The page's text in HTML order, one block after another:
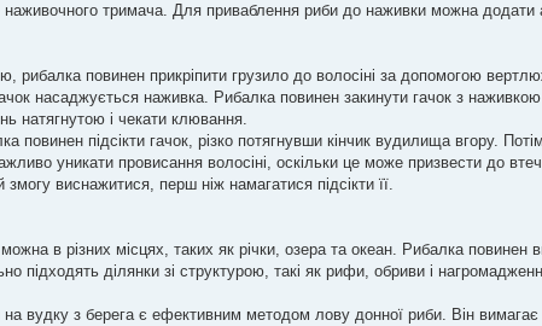
наживочного тримача. Для приваблення риби до наживки можна додати
рибалка повинен прикріпити грузило до волосіні за допомогою
насаджується наживка. Рибалка повинен закинути гачок з
натягнутою і чекати клювання.
повинен підсікти гачок, різко потягнувши кінчик вудилища вгору.
уникати провисання волосіні, оскільки це може призвести до
виснажитися, перш ніж намагатися підсікти її.
в різних місцях, таких як річки, озера та океан. Рибалка
підходять ділянки зі структурою, такі як рифи, обриви і
вудку з берега є ефективним методом лову донної риби. Він вимагає